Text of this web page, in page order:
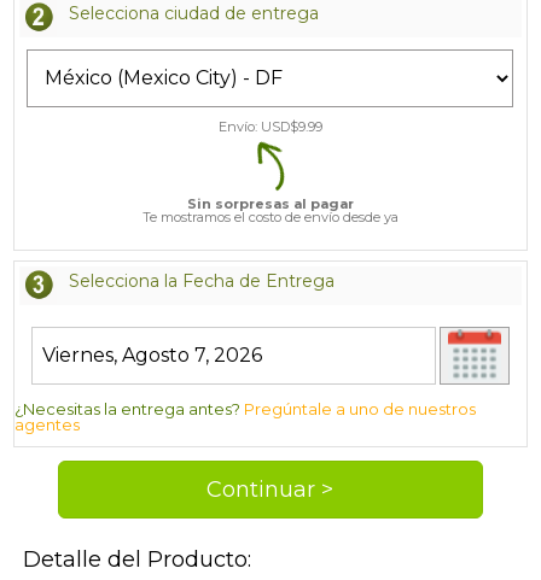
Selecciona ciudad de entrega
Envío: USD$9.99
Sin sorpresas al pagar
Te mostramos el costo de envío desde ya
Selecciona la Fecha de Entrega
¿Necesitas la entrega antes? Pregúntale a uno de nuestros
agentes
Detalle del Producto: